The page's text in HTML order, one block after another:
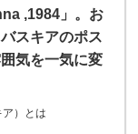
,1984」。お
スキアのポス
気を一気に変
）とは